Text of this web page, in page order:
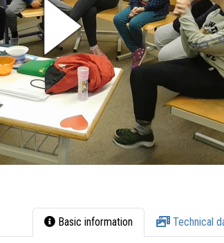
Basic information Technical